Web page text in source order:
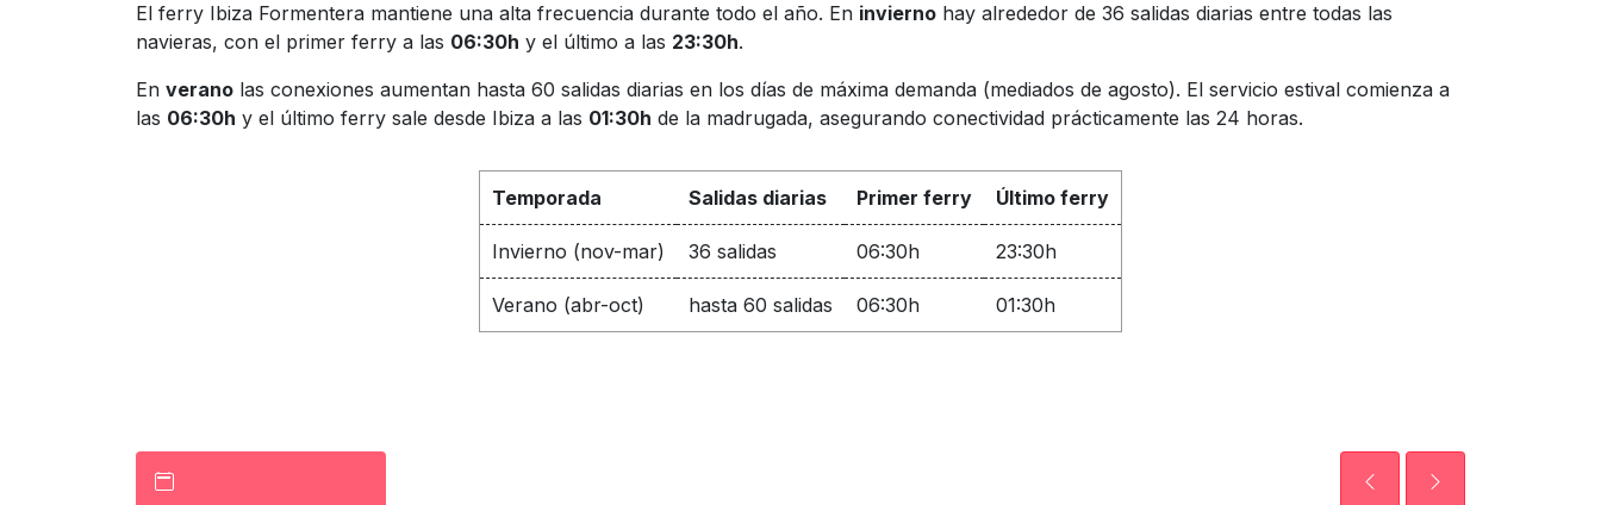
El ferry Ibiza Formentera mantiene una alta frecuencia durante todo el año. En invierno hay alrededor de 36 salidas diarias entre todas las
navieras, con el primer ferry a las 06:30h y el último a las 23:30h.
En verano las conexiones aumentan hasta 60 salidas diarias en los días de máxima demanda (mediados de agosto). El servicio estival comienza a
las 06:30h y el último ferry sale desde Ibiza a las 01:30h de la madrugada, asegurando conectividad prácticamente las 24 horas.
Temporada Salidas diarias Primer ferry Último ferry
Invierno (nov-mar) 36 salidas 06:30h 23:30h
Verano (abr-oct) hasta 60 salidas 06:30h 01:30h